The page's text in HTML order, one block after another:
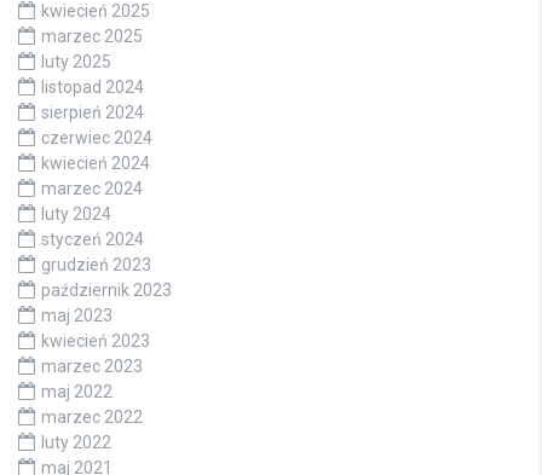
kwiecień 2025
marzec 2025
luty 2025
listopad 2024
sierpień 2024
czerwiec 2024
kwiecień 2024
marzec 2024
luty 2024
styczeń 2024
grudzień 2023
październik 2023
maj 2023
kwiecień 2023
marzec 2023
maj 2022
marzec 2022
luty 2022
maj 2021